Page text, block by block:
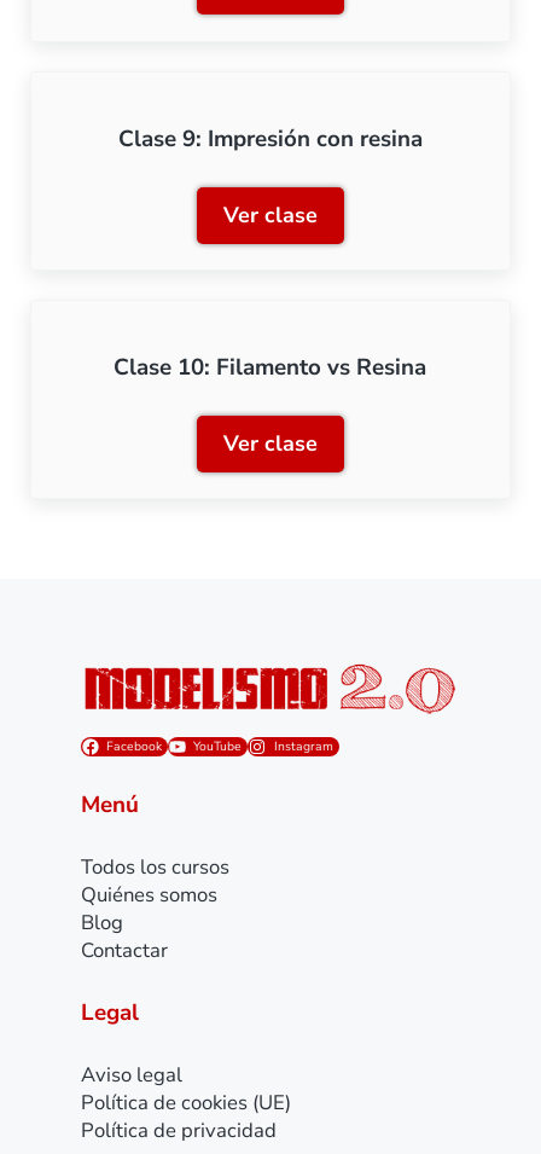
Clase 9: Impresión con resina
Ver claseClase 9: Impresión con
Clase 10: Filamento vs Resina
Ver claseClase 10: Filamento vs
Facebook YouTube Instagram
Menú
Todos los cursos
Quiénes somos
Blog
Contactar
Legal
Aviso legal
Política de cookies (UE)
Política de privacidad